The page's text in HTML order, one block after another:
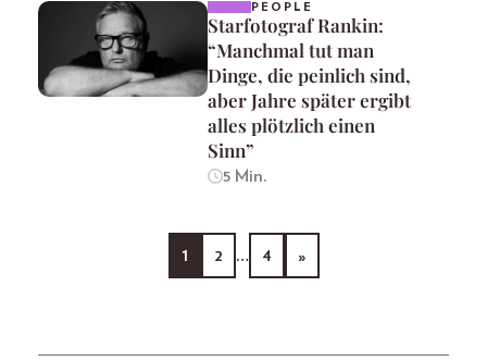
PEOPLE
Starfotograf Rankin:
“Manchmal tut man
Dinge, die peinlich sind,
aber Jahre später ergibt
alles plötzlich einen
Sinn”
5 Min.
1 2 … 4 »